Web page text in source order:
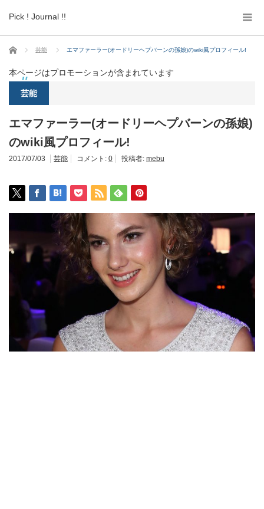
Pick ! Journal !!
ホーム 芸能 エマファーラー(オードリーヘプバーンの孫娘)のwiki風プロフィール!
本ページはプロモーションが含まれています
芸能
エマファーラー(オードリーヘプバーンの孫娘)
のwiki風プロフィール!
2017/07/03 芸能 コメント: 0 投稿者: mebu